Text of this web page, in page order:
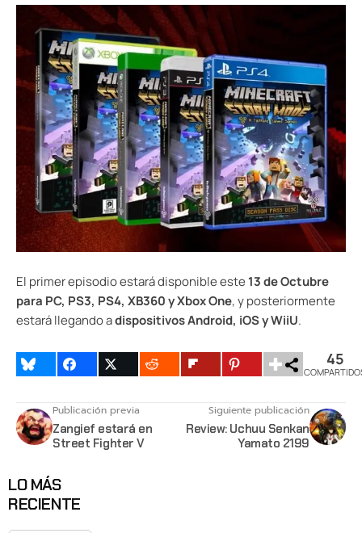
El primer episodio estará disponible este 13 de Octubre
para PC, PS3, PS4, XB360 y Xbox One, y posteriormente
estará llegando adispositivos Android, iOS y WiiU.
45
Publicación previa
Zangief estará en
Street Fighter V
Siguiente publicación
Review: Uchuu Senkan
Yamato 2199
LO MÁS
RECIENTE